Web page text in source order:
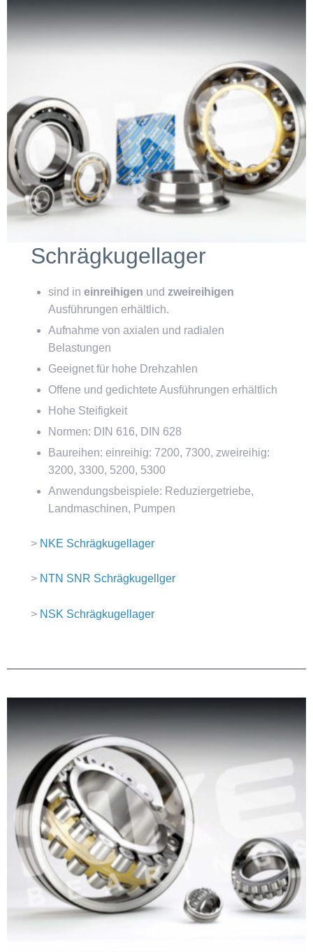
Schrägkugellager
sind ineinreihigen undzweireihigen
Ausführungen erhältlich.
Aufnahme von axialen und radialen
Belastungen
Geeignet für hohe Drehzahlen
Offene und gedichtete Ausführungen erhältlich
Hohe Steifigkeit
Normen: DIN 616, DIN 628
Baureihen: einreihig: 7200, 7300, zweireihig:
3200, 3300, 5200, 5300
Anwendungsbeispiele: Reduziergetriebe,
Landmaschinen, Pumpen
> NKE Schrägkugellager
> NTN SNR Schrägkugellger
> NSK Schrägkugellager